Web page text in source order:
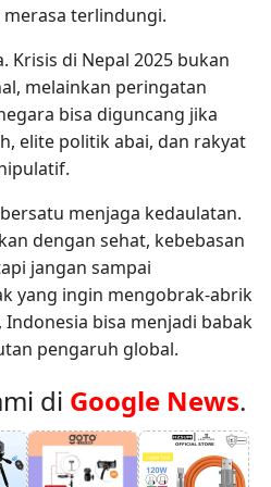
terlindungi.
Krisis di Nepal 2025 bukan
melainkan peringatan
bisa diguncang jika
elite politik abai, dan rakyat
menjaga kedaulatan.
dengan sehat, kebebasan
jangan sampai
yang ingin mengobrak-abrik
Indonesia bisa menjadi babak
pengaruh global.
di Google News.